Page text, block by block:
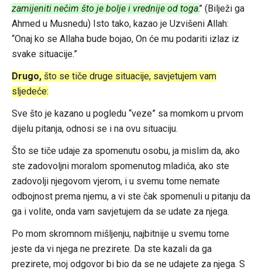
zamijeniti nečim što je bolje i vrednije od toga.’’ (Bilježi ga
Ahmed u Musnedu) Isto tako, kazao je Uzvišeni Allah:
“Onaj ko se Allaha bude bojao, On će mu podariti izlaz iz
svake situacije.”
Drugo,što se tiče druge situacije, savjetujem vam
sljedeće:
Sve što je kazano u pogledu “veze” sa momkom u prvom
dijelu pitanja, odnosi se i na ovu situaciju.
Što se tiče udaje za spomenutu osobu, ja mislim da, ako
ste zadovoljni moralom spomenutog mladića, ako ste
zadovolji njegovom vjerom, i u svemu tome nemate
odbojnost prema njemu, a vi ste čak spomenuli u pitanju da
ga i volite, onda vam savjetujem da se udate za njega.
Po mom skromnom mišljenju, najbitnije u svemu tome
jeste da vi njega ne prezirete. Da ste kazali da ga
prezirete, moj odgovor bi bio da se ne udajete za njega. S